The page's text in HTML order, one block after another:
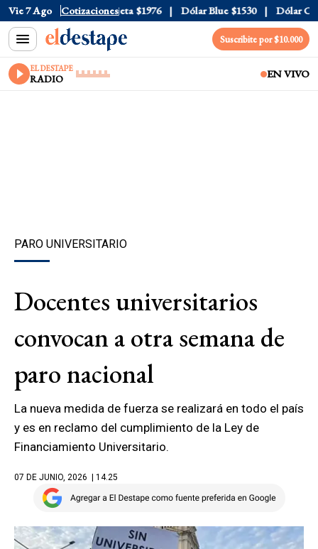
Vie 7 Ago Cotizaciones
$1520 Dólar Tarjeta $1976 Dólar Blue $1530 Dólar CCL
Suscribite por $10.000
EL DESTAPE
RADIO EN VIVO
PARO UNIVERSITARIO
Docentes universitarios
convocan a otra semana de
paro nacional
La nueva medida de fuerza se realizará en todo el país
y es en reclamo del cumplimiento de la Ley de
Financiamiento Universitario.
07 DE JUNIO, 2026 | 14.25